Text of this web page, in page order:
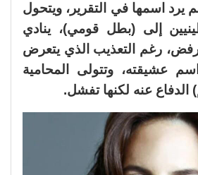
لم يرد اسمها في التقرير، ويتحول
إلى (بطل قومي)، ينادي
رغم التعذيب الذي يتعرض
عشيقته، وتتولى المحامية
الدفاع عنه لكنها تفشل.